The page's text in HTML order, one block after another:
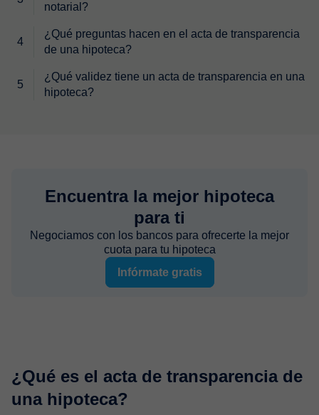
notarial?
¿Qué preguntas hacen en el acta de transparencia
de una hipoteca?
¿Qué validez tiene un acta de transparencia en una
hipoteca?
Encuentra la mejor hipoteca
para ti
Negociamos con los bancos para ofrecerte la mejor
cuota para tu hipoteca
Infórmate gratis
¿Qué es el acta de transparencia de
una hipoteca?